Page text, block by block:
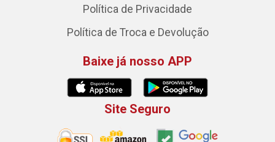
Política de Privacidade
Política de Troca e Devolução
Baixe já nosso APP
Site Seguro